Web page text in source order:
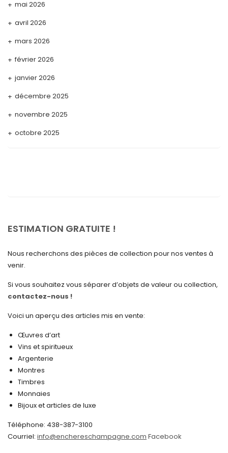
mai 2026
avril 2026
mars 2026
février 2026
janvier 2026
décembre 2025
novembre 2025
octobre 2025
avril 2025
février 2025
décembre 2024
novembre 2024
octobre 2024
septembre 2024
août 2024
juin 2024
mai 2024
avril 2024
ESTIMATION GRATUITE !
Nous recherchons des pièces de collection pour nos ventes à
venir.
Si vous souhaitez vous séparer d’objets de valeur ou collection,
contactez-nous !
Voici un aperçu des articles mis en vente:
Œuvres d’art
Vins et spiritueux
Argenterie
Montres
Timbres
Monnaies
Bijoux et articles de luxe
Téléphone: 438-387-3100
Courriel: info@enchereschampagne.com Facebook